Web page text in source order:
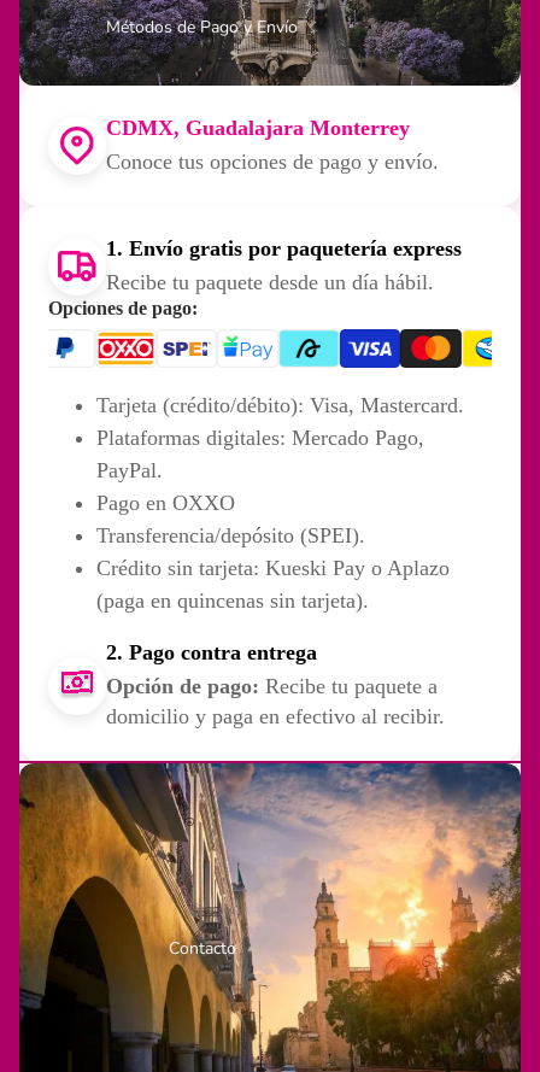
Métodos de Pago y Envío
Contacto
CDMX, Guadalajara Monterrey
Conoce tus opciones de pago y envío.
1. Envío gratis por paquetería express
Recibe tu paquete desde un día hábil.
Opciones de pago:
Tarjeta (crédito/débito): Visa, Mastercard.
Plataformas digitales: Mercado Pago,
PayPal.
Pago en OXXO
Transferencia/depósito (SPEI).
Crédito sin tarjeta: Kueski Pay o Aplazo
(paga en quincenas sin tarjeta).
2. Pago contra entrega
Opción de pago: Recibe tu paquete a
domicilio y paga en efectivo al recibir.